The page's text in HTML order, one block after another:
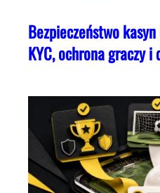
Bezpieczeństwo
KYC, ochrona graczy i